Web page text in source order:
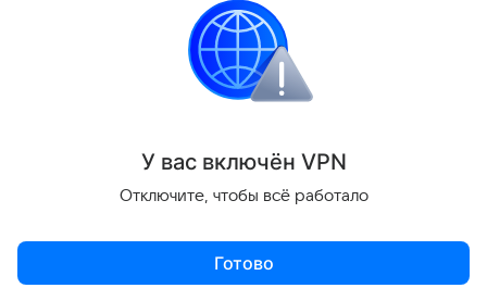
российских активов.
санкции
Поделиться
У вас включён VPN
Отключите, чтобы всё работало
Готово